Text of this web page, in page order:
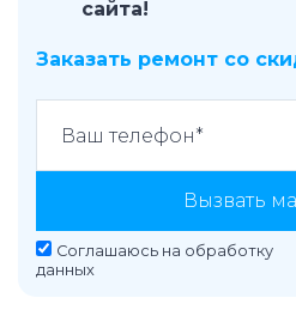
сайта!
Заказать ремонт со
Вызвать
Соглашаюсь на обработку
данных